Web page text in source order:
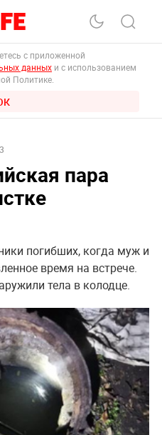
с приложенной
данных и с использованием
Политике.
пара
погибших, когда муж и
время на встрече.
тела в колодце.